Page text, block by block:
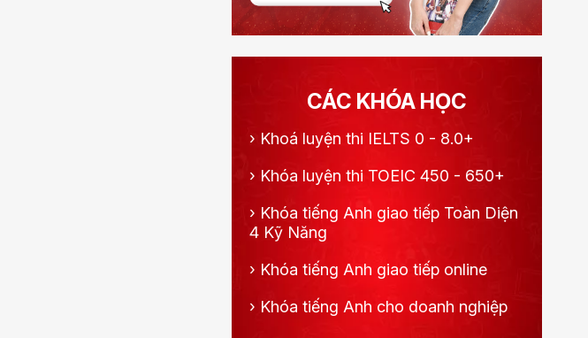
CÁC KHÓA HỌC
› Khoá luyện thi IELTS 0 - 8.0+
› Khóa luyện thi TOEIC 450 - 650+
› Khóa tiếng Anh giao tiếp Toàn Diện
4 Kỹ Năng
› Khóa tiếng Anh giao tiếp online
› Khóa tiếng Anh cho doanh nghiệp